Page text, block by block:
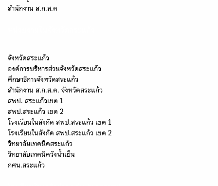
สำนักงาน ส.ก.ส.ค
จังหวัดสระแก้ว
องค์การบริหารส่วนจังหวัดสระแก้ว
ศึกษาธิการจังหวัดสระแก้ว
สำนักงาน ส.ก.ส.ค. จังหวัดสระแก้ว
สพป. สระแก้วเขต 1
สพป.สระแก้ว เขต 2
โรงเรียนในสังกัด สพป.สระแก้ว เขต 1
โรงเรียนในสังกัด สพป.สระแก้ว เขต 2
วิทยาลัยเทคนิคสระแก้ว
วิทยาลัยเทคนิควังน้ำเย็น
กศน.สระแก้ว